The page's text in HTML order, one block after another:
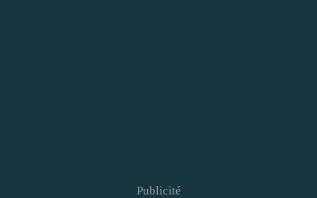
Publicité